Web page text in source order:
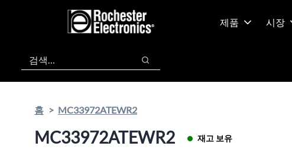
제품 시장
검색
검색
홈 MC33972ATEWR2
MC33972ATEWR2 재고 보유